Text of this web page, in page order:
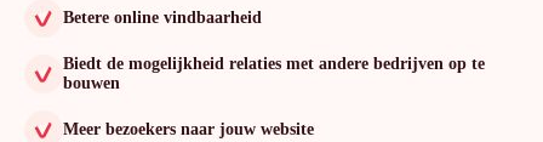
Betere online vindbaarheid
Biedt de mogelijkheid relaties met andere bedrijven op te
bouwen
Meer bezoekers naar jouw website